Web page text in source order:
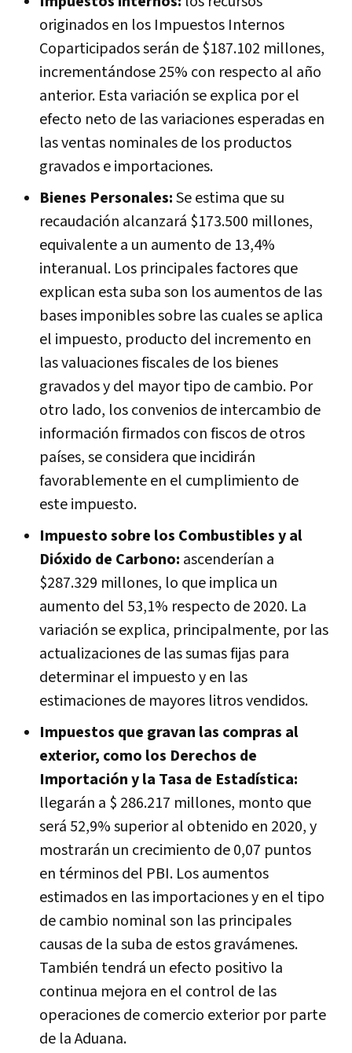
originados en los Impuestos Internos
Coparticipados serán de $187.102 millones,
incrementándose 25% con respecto al año
anterior. Esta variación se explica por el
efecto neto de las variaciones esperadas en
las ventas nominales de los productos
gravados e importaciones.
Bienes Personales:Se estima que su
recaudación alcanzará $173.500 millones,
equivalente a un aumento de 13,4%
interanual. Los principales factores que
explican esta suba son los aumentos de las
bases imponibles sobre las cuales se aplica
el impuesto, producto del incremento en
las valuaciones fiscales de los bienes
gravados y del mayor tipo de cambio. Por
otro lado, los convenios de intercambio de
información firmados con fiscos de otros
países, se considera que incidirán
favorablemente en el cumplimiento de
este impuesto.
Impuesto sobre los Combustibles y al
Dióxido de Carbono: ascenderían a
$287.329 millones, lo que implica un
aumento del 53,1% respecto de 2020. La
variación se explica, principalmente, por las
actualizaciones de las sumas fijas para
determinar el impuesto y en las
estimaciones de mayores litros vendidos.
Impuestos que gravan las compras al
exterior, como los Derechos de
Importación y la Tasa de Estadística:
llegarán a $ 286.217 millones, monto que
será 52,9% superior al obtenido en 2020, y
mostrarán un crecimiento de 0,07 puntos
en términos del PBI. Los aumentos
estimados en las importaciones y en el tipo
de cambio nominal son las principales
causas de la suba de estos gravámenes.
También tendrá un efecto positivo la
continua mejora en el control de las
operaciones de comercio exterior por parte
de la Aduana.